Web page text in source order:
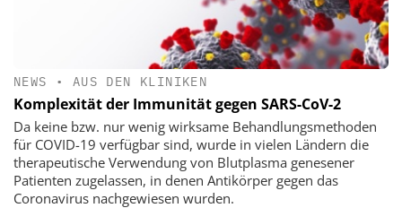
NEWS • AUS DEN KLINIKEN
Komplexität der Immunität gegen SARS-CoV-2
Da keine bzw. nur wenig wirksame Behandlungsmethoden
für COVID-19 verfügbar sind, wurde in vielen Ländern die
therapeutische Verwendung von Blutplasma genesener
Patienten zugelassen, in denen Antikörper gegen das
Coronavirus nachgewiesen wurden.